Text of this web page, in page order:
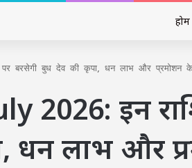
होम
बरसेगी बुध देव की कृपा, धन लाभ और प्रमोशन
2026: इन
धन लाभ और